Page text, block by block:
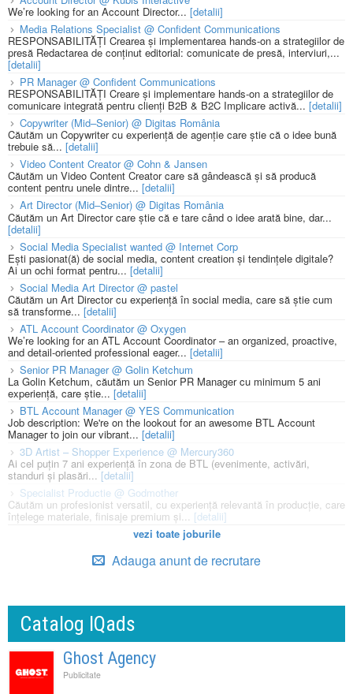
We’re looking for an Account Director... [detalii]
Media Relations Specialist @ Confident Communications
RESPONSABILITĂȚI Crearea și implementarea hands-on a strategiilor de
presă Redactarea de conținut editorial: comunicate de presă, interviuri,...
[detalii]
PR Manager @ Confident Communications
RESPONSABILITĂȚI Creare și implementare hands-on a strategiilor de
comunicare integrată pentru clienți B2B & B2C Implicare activă... [detalii]
Copywriter (Mid–Senior) @ Digitas România
Căutăm un Copywriter cu experiență de agenție care știe că o idee bună
trebuie să... [detalii]
Video Content Creator @ Cohn & Jansen
Căutăm un Video Content Creator care să gândească și să producă
content pentru unele dintre... [detalii]
Art Director (Mid–Senior) @ Digitas România
Căutăm un Art Director care știe că e tare când o idee arată bine, dar...
[detalii]
Social Media Specialist wanted @ Internet Corp
Ești pasionat(ă) de social media, content creation și tendințele digitale?
Ai un ochi format pentru... [detalii]
Social Media Art Director @ pastel
Căutăm un Art Director cu experiență în social media, care să știe cum
să transforme... [detalii]
ATL Account Coordinator @ Oxygen
We’re looking for an ATL Account Coordinator – an organized, proactive,
and detail-oriented professional eager... [detalii]
Senior PR Manager @ Golin Ketchum
La Golin Ketchum, căutăm un Senior PR Manager cu minimum 5 ani
experiență, care știe... [detalii]
BTL Account Manager @ YES Communication
Job description: We're on the lookout for an awesome BTL Account
Manager to join our vibrant... [detalii]
3D Artist – Shopper Experience @ Mercury360
Ai cel puțin 7 ani experiență în zona de BTL (evenimente, activări,
standuri și plasări...[detalii]
Specialist Productie @ Godmother
Căutăm un profesionist versatil, cu experiență relevantă în producție, care
înțelege materiale, finisaje premium și... [detalii]
vezi toate joburile
Adauga anunt de recrutare
Catalog IQads
Ghost Agency
Publicitate